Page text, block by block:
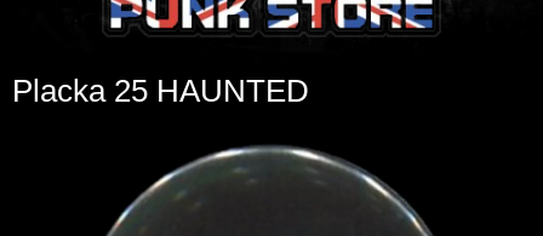
Placka 25 HAUNTED